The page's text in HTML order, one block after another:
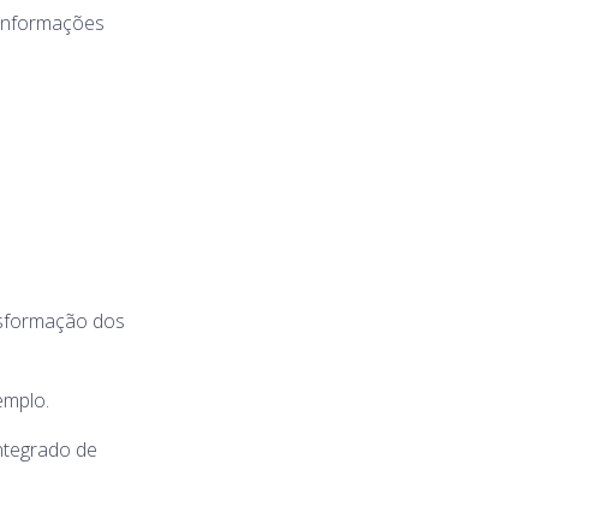
dos
de